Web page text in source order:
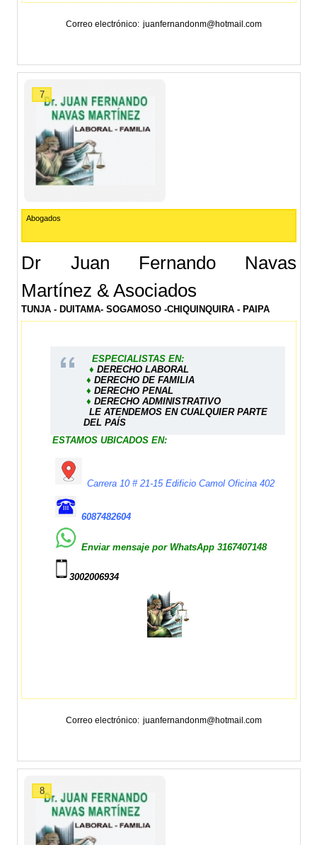
Correo electrónico juanfernandonm@hotmail.com
7
Abogados
Dr Juan Fernando Navas
Martínez & Asociados
TUNJA - DUITAMA- SOGAMOSO -CHIQUINQUIRA - PAIPA
ESPECIALISTAS EN:
♦DERECHO LABORAL
♦ DERECHO DE FAMILIA
♦ DERECHO PENAL
♦ DERECHO ADMINISTRATIVO
LE ATENDEMOS EN CUALQUIER PARTE
DEL PAÍS
ESTAMOS UBICADOS EN:
Carrera 10 # 21-15 Edificio Camol Oficina 402
6087482604
Enviar mensaje por WhatsApp 3167407148
3002006934
Correo electrónico juanfernandonm@hotmail.com
8